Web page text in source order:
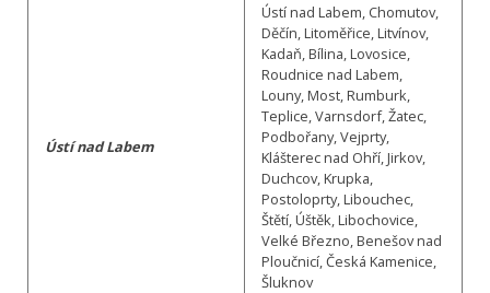
Ústí nad Labem
Ústí nad Labem, Chomutov,
Děčín, Litoměřice, Litvínov,
Kadaň, Bílina, Lovosice,
Roudnice nad Labem,
Louny, Most, Rumburk,
Teplice, Varnsdorf, Žatec,
Podbořany, Vejprty,
Klášterec nad Ohří, Jirkov,
Duchcov, Krupka,
Postoloprty, Libouchec,
Štětí, Úštěk, Libochovice,
Velké Březno, Benešov nad
Ploučnicí, Česká Kamenice,
Šluknov